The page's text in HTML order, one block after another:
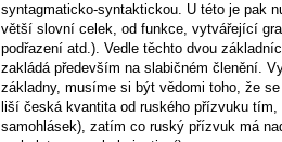
syntagmaticko-syntaktickou. U této je pak
větší slovní celek, od funkce, vytvářející
podřazení atd.). Vedle těchto dvou
zakládá především na slabičném členění.
základny, musíme si být vědomi toho, že
liší česká kvantita od ruského přízvuku
samohlásek), zatím co ruský přízvuk má